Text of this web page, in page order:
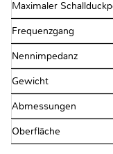
Maximaler
Frequenzgang
Nennimpedanz
Gewicht
Abmessungen
Oberfläche